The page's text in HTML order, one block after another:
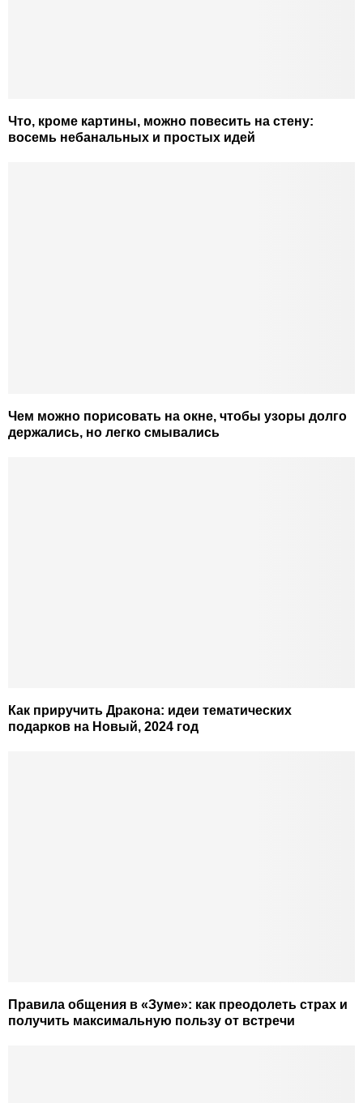
Что, кроме картины, можно повесить на стену:
восемь небанальных и простых идей
Чем можно порисовать на окне, чтобы узоры долго
держались, но легко смывались
Как приручить Дракона: идеи тематических
подарков на Новый, 2024 год
Правила общения в «Зуме»: как преодолеть страх и
получить максимальную пользу от встречи